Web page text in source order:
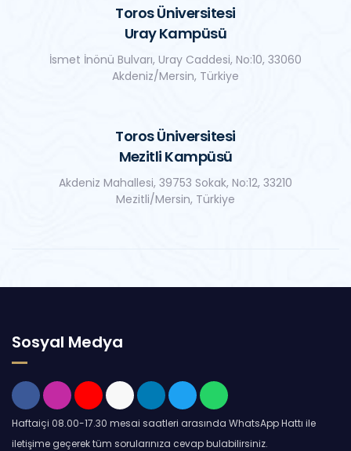
Toros Üniversitesi
Uray Kampüsü
İsmet İnönü Bulvarı, Uray Caddesi, No:10, 33060
Akdeniz/Mersin, Türkiye
Toros Üniversitesi
Mezitli Kampüsü
Akdeniz Mahallesi, 39753 Sokak, No:12, 33210
Mezitli/Mersin, Türkiye
Sosyal Medya
Haftaiçi 08.00-17.30 mesai saatleri arasında WhatsApp Hattı ile
iletişime geçerek tüm sorularınıza cevap bulabilirsiniz.